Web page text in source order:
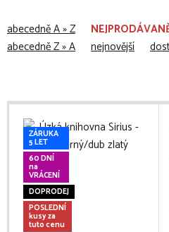
abecedně A » Z
abecedně Z » A
nejnovější
ZÁRUKA
5 LET
60 DNÍ
na
VRÁCENÍ
DOPRODEJ
POSLEDNÍ
kusy za
tuto cenu